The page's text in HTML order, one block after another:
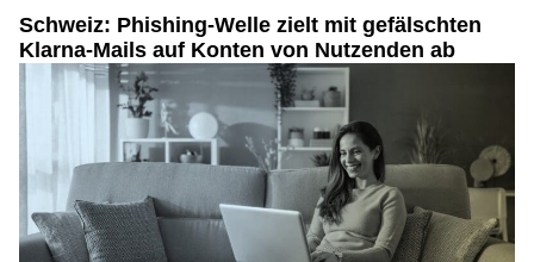
Schweiz: Phishing-Welle zielt mit gefälschten
Klarna-Mails auf Konten von Nutzenden ab